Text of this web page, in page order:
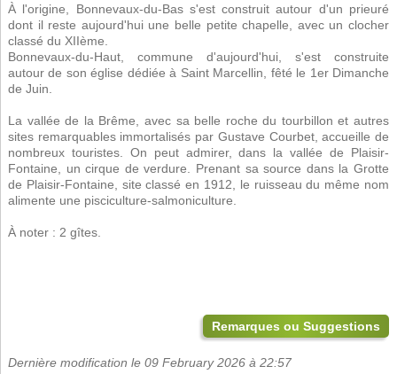
À l'origine, Bonnevaux-du-Bas s'est construit autour d'un prieuré
dont il reste aujourd'hui une belle petite chapelle, avec un clocher
classé du XIIème.
Bonnevaux-du-Haut, commune d'aujourd'hui, s'est construite
autour de son église dédiée à Saint Marcellin, fêté le 1er Dimanche
de Juin.
La vallée de la Brême, avec sa belle roche du tourbillon et autres
sites remarquables immortalisés par Gustave Courbet, accueille de
nombreux touristes. On peut admirer, dans la vallée de Plaisir-
Fontaine, un cirque de verdure. Prenant sa source dans la Grotte
de Plaisir-Fontaine, site classé en 1912, le ruisseau du même nom
alimente une pisciculture-salmoniculture.
À noter : 2 gîtes.
Remarques ou Suggestions
Dernière modification le 09 February 2026 à 22:57